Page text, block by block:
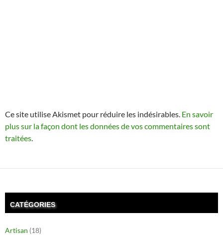
Ce site utilise Akismet pour réduire les indésirables. En savoir
plus sur la façon dont les données de vos commentaires sont
traitées
CATÉGORIES
Artisan (18)